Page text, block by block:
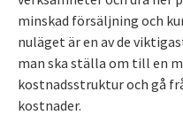
minskad försäljning och
nuläget är en av de
man ska ställa om till en
kostnadsstruktur och gå
kostnader.